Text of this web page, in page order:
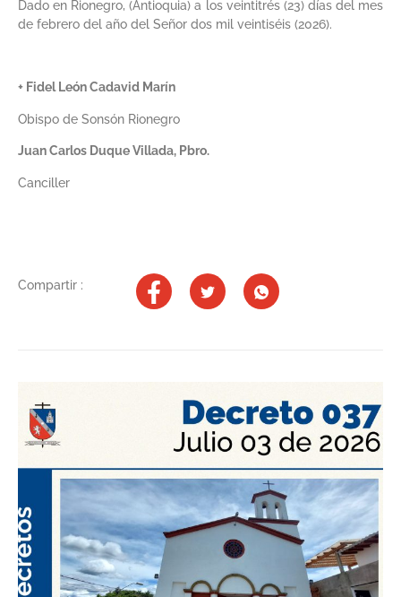
Dado en Rionegro, (Antioquia) a los veintitrés (23) días del mes
de febrero del año del Señor dos mil veintiséis (2026).
+ Fidel León Cadavid Marín
Obispo de Sonsón Rionegro
Juan Carlos Duque Villada, Pbro.
Canciller
Compartir :